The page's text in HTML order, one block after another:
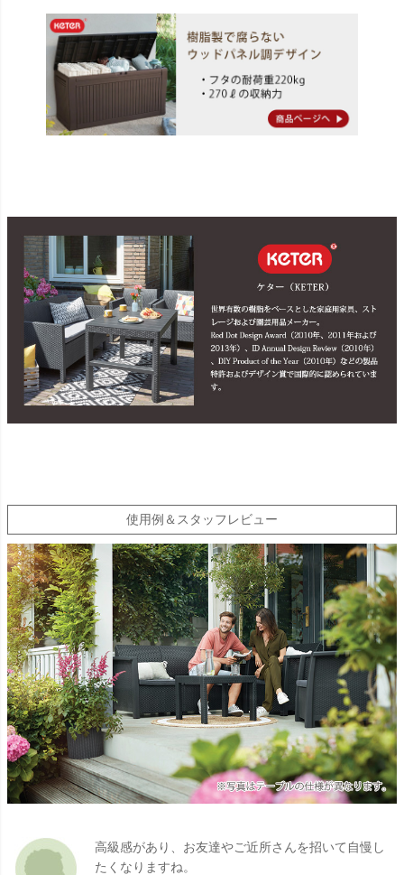
使用例＆スタッフレビュー
高級感があり、お友達やご近所さんを招いて自慢し
たくなりますね。